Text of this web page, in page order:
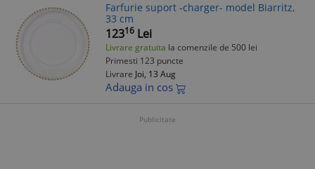
Farfurie suport -charger- model Biarritz,
33 cm
12316 Lei
Livrare gratuita la comenzile de 500 lei
Primesti 123 puncte
Livrare Joi, 13 Aug
Adauga in cos
Publicitate